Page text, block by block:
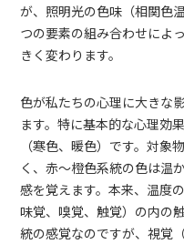
が、照明光の色味（相関色
つの要素の組み合わせによ
きく変わります。
色が私たちの心理に大きな
ます。特に基本的な心理効
（寒色、暖色）です。対象
く、赤～橙色系統の色は温
感を覚えます。本来、温度
味覚、嗅覚、触覚）の内の
統の感覚なのですが、視覚